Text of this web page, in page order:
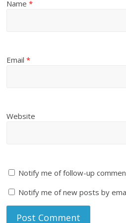
Name*
Email*
Website
Notify me of follow-up
Notify me of new posts by